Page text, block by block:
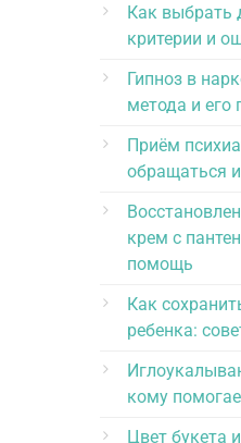
Как выбрать
критерии и
Гипноз в
метода и его
Приём
обращаться
крем с
помощь
Как
ребенка:
кому
Цвет букета